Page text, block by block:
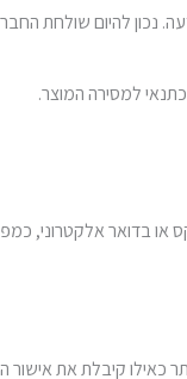
נכון להיום שולחת
או בדואר אלקטרוני,